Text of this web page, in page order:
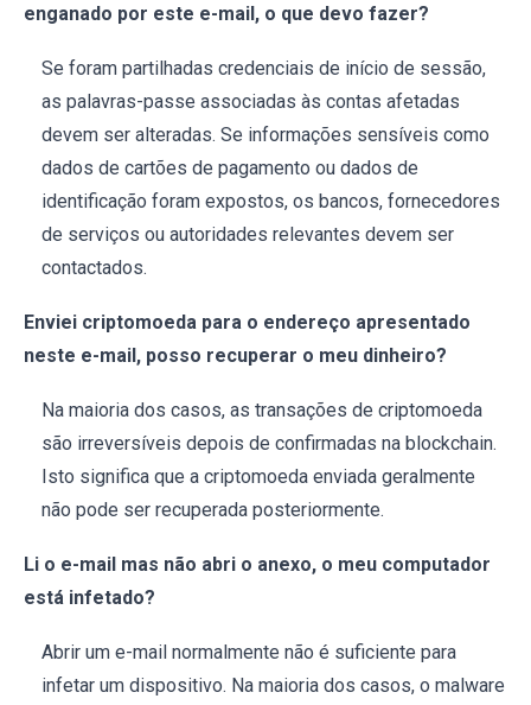
enganado por este e-mail, o que devo fazer?
Se foram partilhadas credenciais de início de sessão,
as palavras-passe associadas às contas afetadas
devem ser alteradas. Se informações sensíveis como
dados de cartões de pagamento ou dados de
identificação foram expostos, os bancos, fornecedores
de serviços ou autoridades relevantes devem ser
contactados.
Enviei criptomoeda para o endereço apresentado
neste e-mail, posso recuperar o meu dinheiro?
Na maioria dos casos, as transações de criptomoeda
são irreversíveis depois de confirmadas na blockchain.
Isto significa que a criptomoeda enviada geralmente
não pode ser recuperada posteriormente.
Li o e-mail mas não abri o anexo, o meu computador
está infetado?
Abrir um e-mail normalmente não é suficiente para
infetar um dispositivo. Na maioria dos casos, o malware